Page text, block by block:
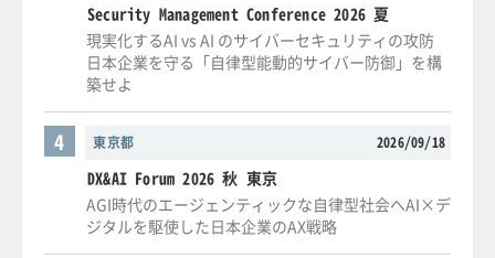
Security Management Conference 2026 夏
現実化するAI vs AI のサイバーセキュリティの攻防
日本企業を守る「自律型能動的サイバー防御」を構
築せよ
東京都 2026/09/18
4
DX&AI Forum 2026 秋 東京
AGI時代のエージェンティックな自律型社会へAI×デ
ジタルを駆使した日本企業のAX戦略